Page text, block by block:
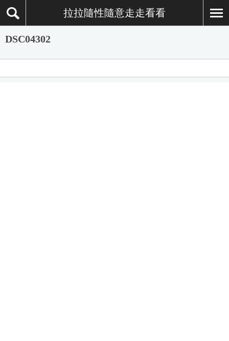
拉拉隨性隨意走走看看
DSC04302